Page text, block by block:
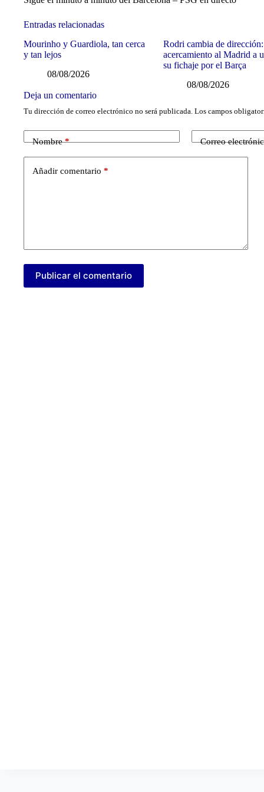
Entradas relacionadas
Mourinho y Guardiola, tan cerca
y tan lejos
08/08/2026
Rodri cambia de
acercamiento al Madrid a
su fichaje por el Barça
08/08/2026
Deja un comentario
Tu dirección de correo electrónico no será publicada. Los campos
Nombre* Correo
Añadir comentario *
Publicar el comentario